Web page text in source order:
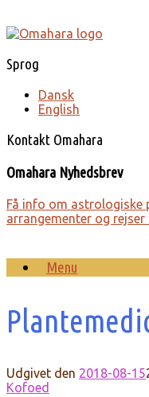
til
indhold
Sprog
Dansk
English
Kontakt Omahara
Omahara Nyhedsbrev
Få info om astro­lo­giske
arrange­menter og rejser
Menu
Udgivet den 2018-08-15
Kofoed